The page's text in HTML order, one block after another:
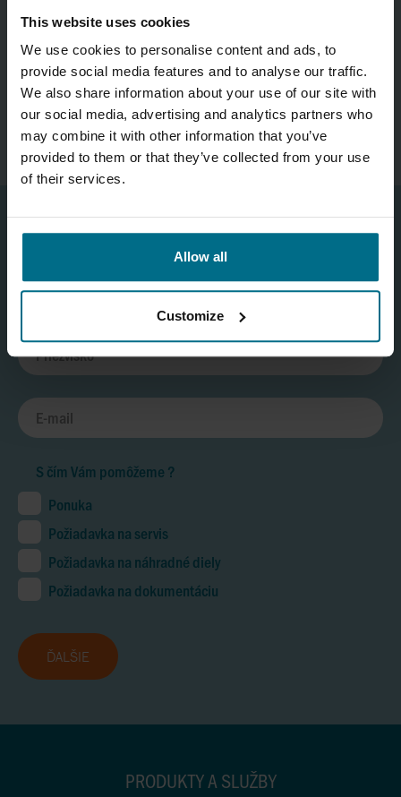
This website uses cookies
We use cookies to personalise content and ads, to
provide social media features and to analyse our traffic.
We also share information about your use of our site with
our social media, advertising and analytics partners who
may combine it with other information that you’ve
provided to them or that they’ve collected from your use
of their services.
Allow all
Customize
Kontaktujte nás
axflow@axflow.sk
Vitajte v našom kontaktom formulári. Zvolte si prosím typ dopytu.
S čím Vám pomôžeme ?
Ponuka
Požiadavka na servis
Požiadavka na náhradné diely
Požiadavka na dokumentáciu
ĎALŠIE
PRODUKTY A SLUŽBY